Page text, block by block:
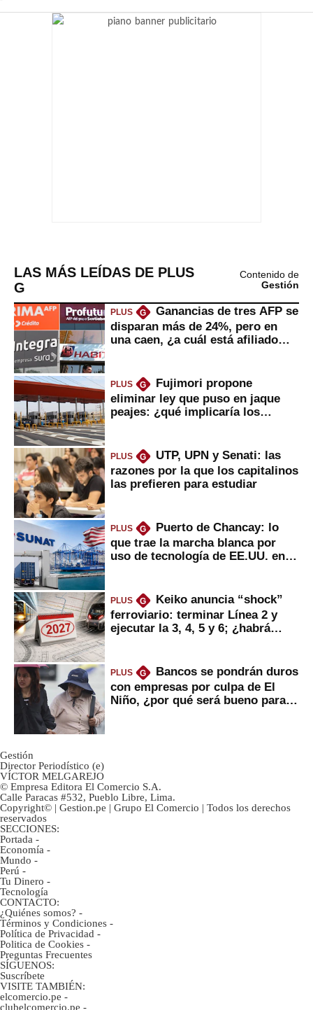
LAS MÁS LEÍDAS DE PLUS
G
Contenido de
Gestión
PLUS G
Ganancias de tres AFP se
disparan más de 24%, pero en
una caen, ¿a cuál está afiliado
PLUS G
Fujimori propone
eliminar ley que puso en jaque
peajes: ¿qué implicaría los
PLUS G
UTP, UPN y Senati: las
razones por la que los capitalinos
las prefieren para estudiar
PLUS G
Puerto de Chancay: lo
que trae la marcha blanca por
uso de tecnología de EE.UU. en
PLUS G
Keiko anuncia “shock”
ferroviario: terminar Línea 2 y
ejecutar la 3, 4, 5 y 6; ¿habrá
PLUS G
Bancos se pondrán duros
con empresas por culpa de El
Niño, ¿por qué será bueno para
Gestión
Director Periodístico (e)
VÍCTOR MELGAREJO
© Empresa Editora El Comercio S.A.
Calle Paracas #532, Pueblo Libre, Lima.
Copyright© | Gestion.pe | Grupo El Comercio | Todos los derechos
reservados
SECCIONES:
Portada -
Economía -
Mundo -
Perú -
Tu Dinero -
Tecnología
CONTACTO:
¿Quiénes somos? -
Términos y Condiciones -
Política de Privacidad -
Politica de Cookies -
Preguntas Frecuentes
SÍGUENOS:
Suscríbete
VISITE TAMBIÉN:
elcomercio.pe -
clubelcomercio.pe -